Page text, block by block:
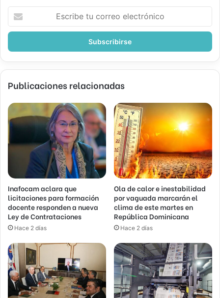
correo
Publicaciones relacionadas
Inafocam aclara que
licitaciones para formación
docente responden a nueva
Ley de Contrataciones
Hace 2 días
Ola de calor e inestabilidad
por vaguada marcarán el
clima de este martes en
República Dominicana
Hace 2 días